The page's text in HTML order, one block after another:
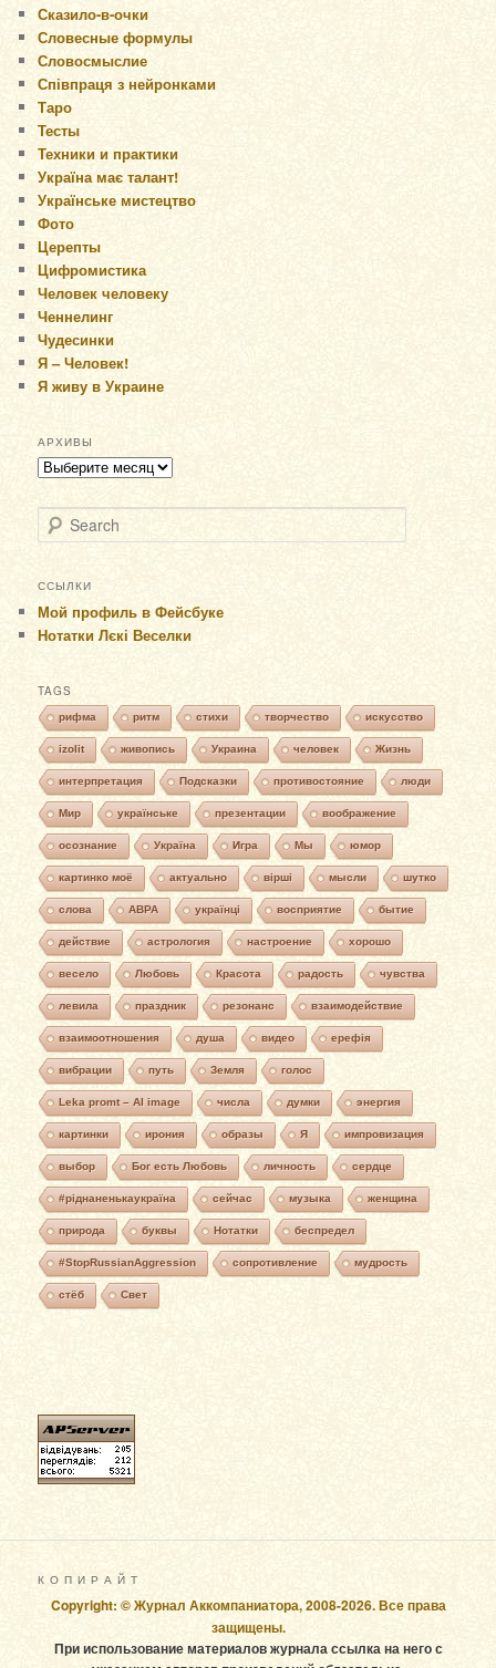
Сказило-в-очки
Словесные формулы
Словосмыслие
Співпраця з нейронками
Таро
Тесты
Техники и практики
Україна має талант!
Українське мистецтво
Фото
Церепты
Цифромистика
Человек человеку
Ченнелинг
Чудесинки
Я – Человек!
Я живу в Украине
АРХИВЫ
Архивы
Search
ССЫЛКИ
Мой профиль в Фейсбуке
Нотатки Лєкі Веселки
TAGS
рифма ритм стихи творчество искусство
izolit живопись Украина человек Жизнь
интерпретация Подсказки противостояние люди
Мир українське презентации воображение
осознание Україна Игра Мы юмор
картинко моё актуально вірші мысли шутко
слова АВРА українці восприятие бытие
действие астрология настроение хорошо
весело Любовь Красота радость чувства
левила праздник резонанс взаимодействие
взаимоотношения душа видео ерефія
вибрации путь Земля голос
Leka promt – AI image числа думки энергия
картинки ирония образы Я импровизация
выбор Бог есть Любовь личность сердце
#ріднаненькаукраїна сейчас музыка женщина
природа буквы Нотатки беспредел
#StopRussianAggression сопротивление мудрость
стёб Свет
К О П И Р А Й Т
Copyright: © Журнал Аккомпаниатора, 2008-2026. Все права
защищены.
При использование материалов журнала ссылка на него с